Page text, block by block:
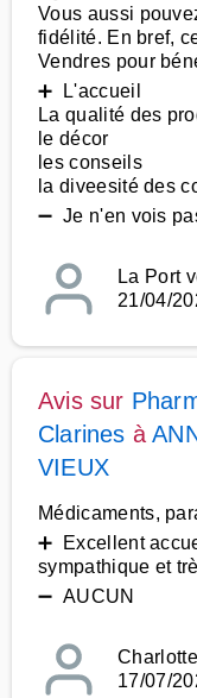
Vous aussi
fidélité. En bref,
Vendres pour
➕ L'accueil
La qualité des
le décor
les conseils
la diveesité des
➖ Je n'en vois
La Port
21/04/
Avis sur
Clarines à
VIEUX
Médicaments,
➕ Excellent
sympathique et
➖ AUCUN
Charlotte
17/07/